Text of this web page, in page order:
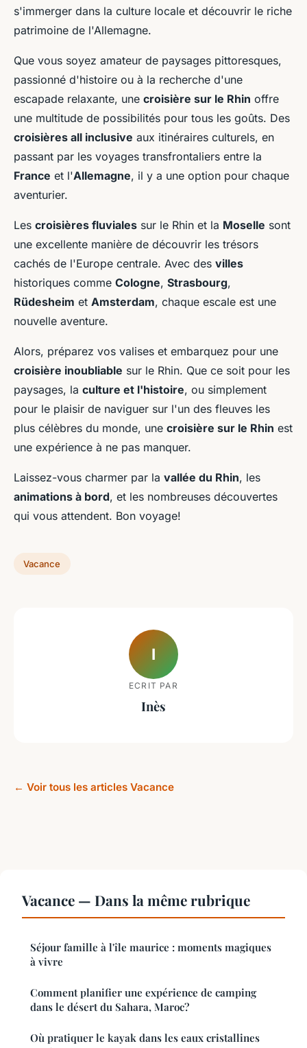
s'immerger dans la culture locale et découvrir le riche
patrimoine de l'Allemagne.
Que vous soyez amateur de paysages pittoresques,
passionné d'histoire ou à la recherche d'une
escapade relaxante, une croisière sur le Rhin offre
une multitude de possibilités pour tous les goûts. Des
croisières all inclusive aux itinéraires culturels, en
passant par les voyages transfrontaliers entre la
France et l'Allemagne, il y a une option pour chaque
aventurier.
Les croisières fluviales sur le Rhin et la Moselle sont
une excellente manière de découvrir les trésors
cachés de l'Europe centrale. Avec des villes
historiques comme Cologne, Strasbourg,
Rüdesheim et Amsterdam, chaque escale est une
nouvelle aventure.
Alors, préparez vos valises et embarquez pour une
croisière inoubliable sur le Rhin. Que ce soit pour les
paysages, la culture et l'histoire, ou simplement
pour le plaisir de naviguer sur l'un des fleuves les
plus célèbres du monde, une croisière sur le Rhin est
une expérience à ne pas manquer.
Laissez-vous charmer par la vallée du Rhin, les
animations à bord, et les nombreuses découvertes
qui vous attendent. Bon voyage!
Vacance
I
ECRIT PAR
Inès
← Voir tous les articles Vacance
Vacance — Dans la même rubrique
Séjour famille à l'île maurice : moments magiques
à vivre
Comment planifier une expérience de camping
dans le désert du Sahara, Maroc?
Où pratiquer le kayak dans les eaux cristallines